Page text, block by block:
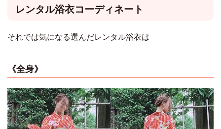
レンタル浴衣コーディネート
それでは気になる選んだレンタル浴衣は
《全身》